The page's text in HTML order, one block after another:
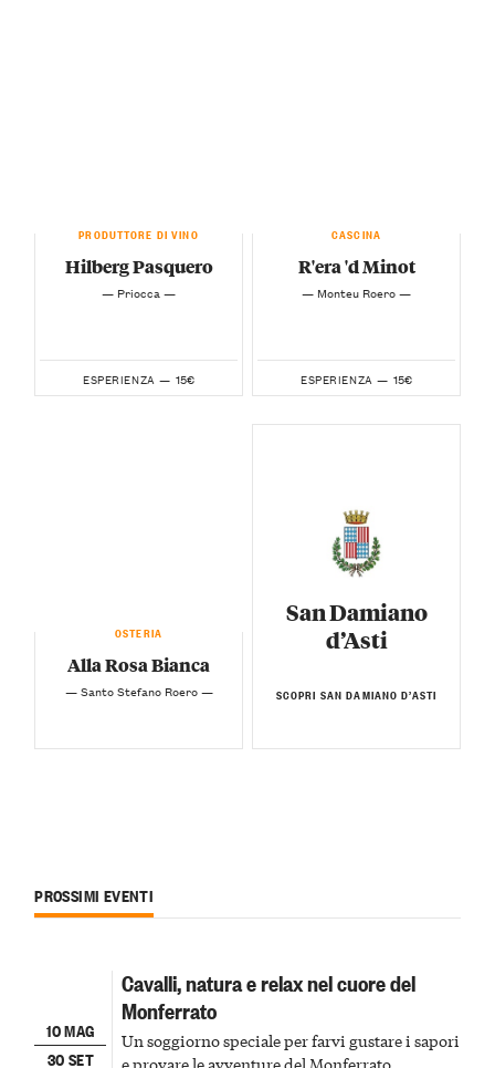
PRODUTTORE DI VINO
Hilberg Pasquero
— Priocca —
ESPERIENZA — 15€
CASCINA
R'era 'd Minot
— Monteu Roero —
ESPERIENZA — 15€
OSTERIA
Alla Rosa Bianca
— Santo Stefano Roero —
San Damiano
d’Asti
SCOPRI SAN DAMIANO D’ASTI
PROSSIMI EVENTI
10 MAG
30 SET
Cavalli, natura e relax nel cuore del
Monferrato
Un soggiorno speciale per farvi gustare i sapori
e provare le avventure del Monferrato